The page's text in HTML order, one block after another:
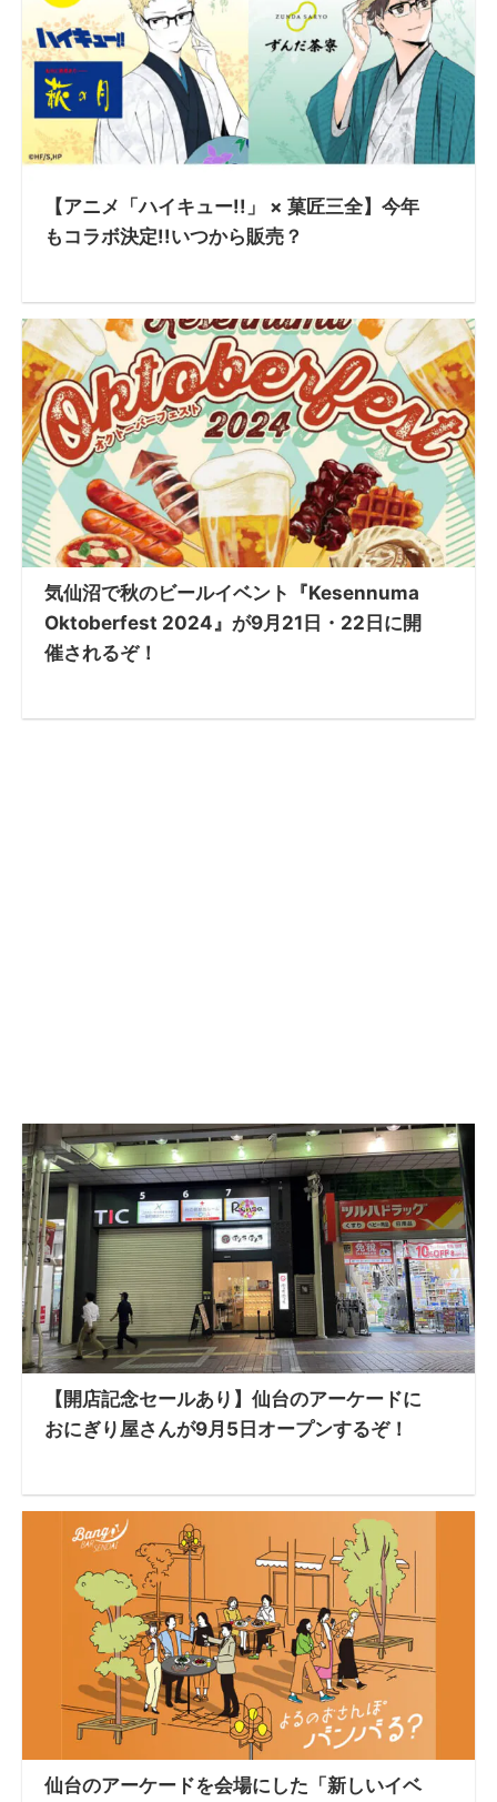
【アニメ「ハイキュー!!」 × 菓匠三全】今年
もコラボ決定!!いつから販売？
気仙沼で秋のビールイベント『Kesennuma
Oktoberfest 2024』が9月21日・22日に開
催されるぞ！
【開店記念セールあり】仙台のアーケードに
おにぎり屋さんが9月5日オープンするぞ！
仙台のアーケードを会場にした「新しいイベ